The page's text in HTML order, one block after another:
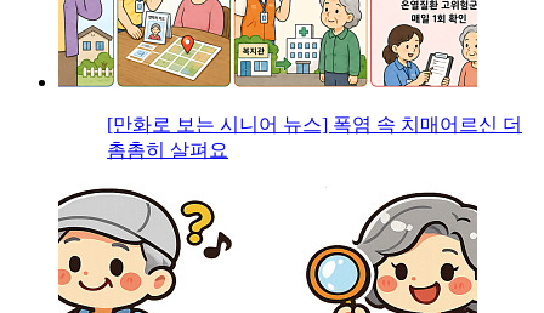
[만화로 보는 시니어 뉴스] 폭염 속 치매어르신 더
촘촘히 살펴요